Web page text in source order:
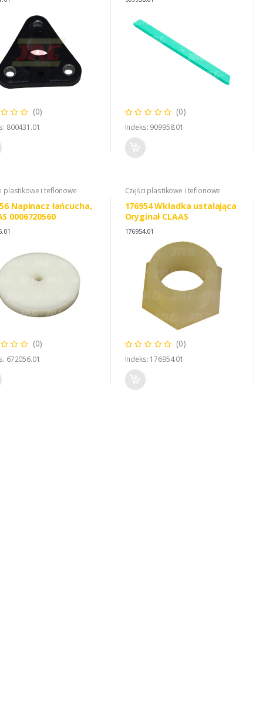
(0)
800431.01
(0)
Indeks: 909958.01
plastikowe i teflonowe
Napinacz łańcucha,
0006720560
(0)
672056.01
Części plastikowe i teflonowe
176954 Wkładka ustalająca
Oryginał CLAAS
176954.01
(0)
Indeks: 176954.01